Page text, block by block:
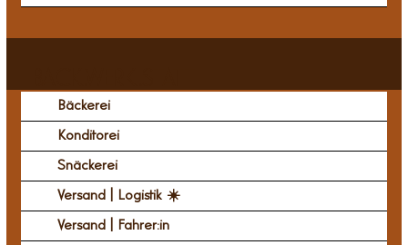
Bäckerei
Konditorei
Snäckerei
Versand | Logistik ☀️
Versand | Fahrer:in